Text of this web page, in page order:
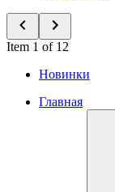
Item 1 of 12
Новинки
Главная